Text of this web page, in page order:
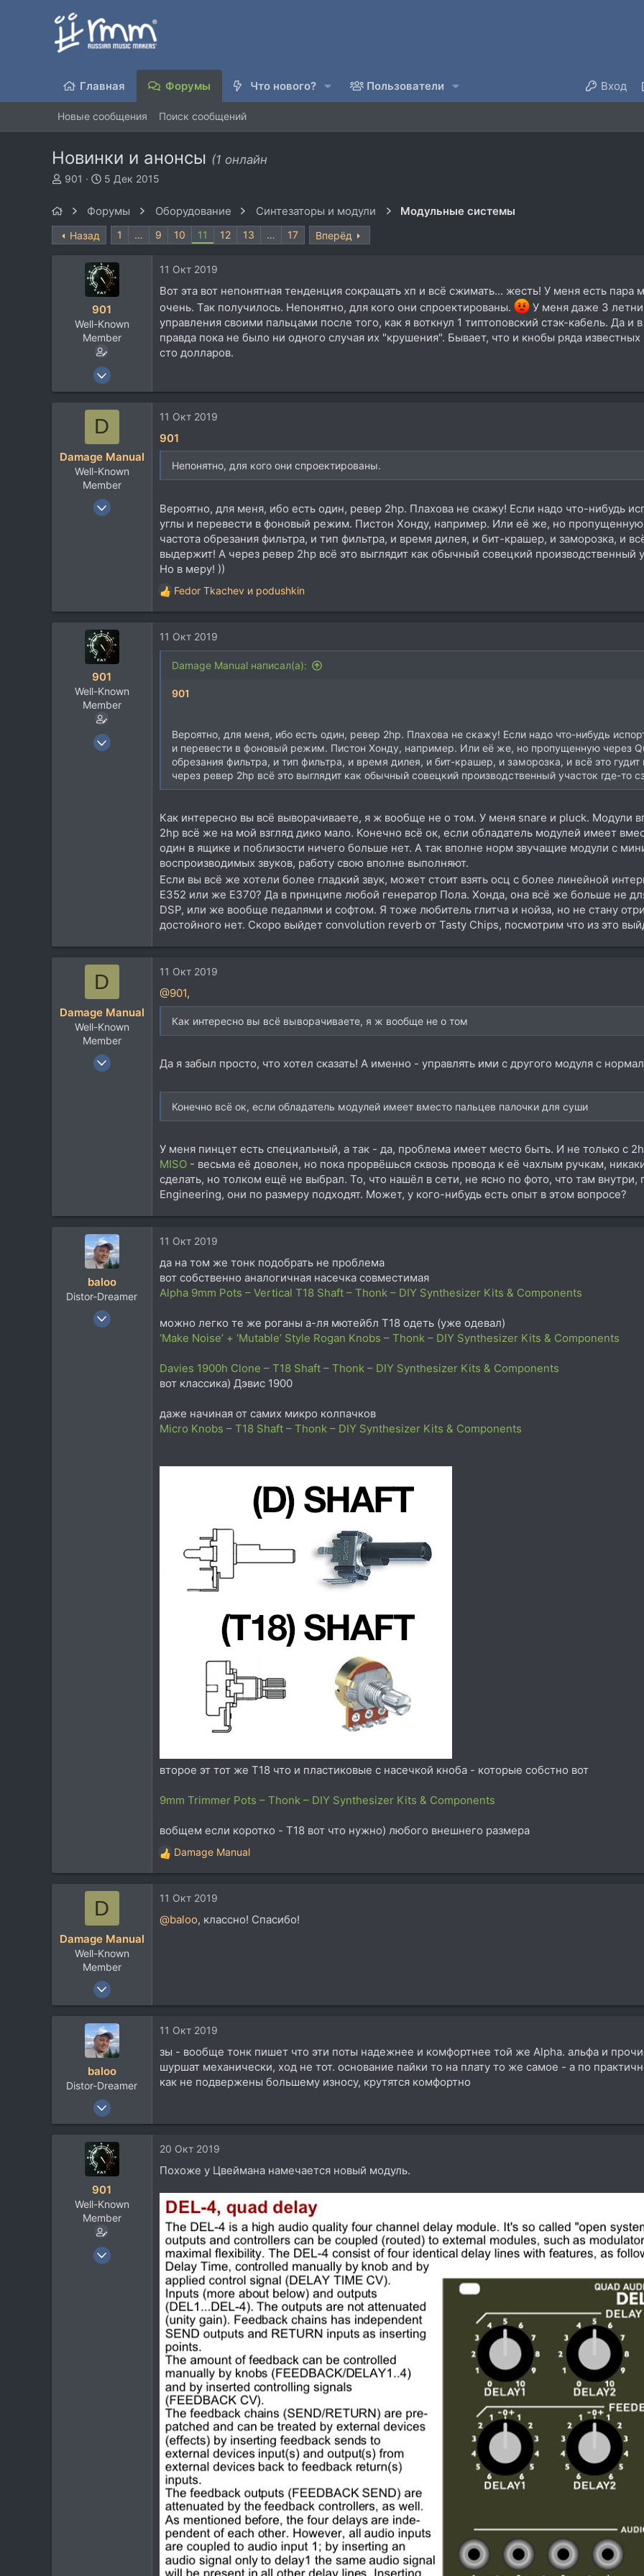
Главная Форумы Что нового? Пользователи Вход
Новые сообщения Поиск сообщений
Новинки и анонсы (1 онлайн
А
р
т
901
Д
а
а
ч
а
л
а
5 Дек 2015
Форумы Оборудование Синтезаторы и модули Модульные системы
Назад 1 … 9 10 11 12 13 … 17 Вперёд
901
Well-Known
Member
20 Июн 2008
11 Окт 2019
Вот эта вот непонятная тенденция сокращать хп и всё сжимать... жесть! У меня есть
очень. Так получилось. Непонятно, для кого они спроектированы.
У меня даже 3
управления своими пальцами после того, как я воткнул 1 типтоповский стэк-кабель. Да и
правда пока не было ни одного случая их "крушения". Бывает, что и кнобы ряда
сто долларов.
D
Damage Manual
Well-Known
Member
21 Июн 2010
11 Окт 2019
901
Непонятно, для кого они спроектированы.
Вероятно, для меня, ибо есть один, ревер 2hp. Плахова не скажу! Если надо что-нибудь
углы и перевести в фоновый режим. Пистон Хонду, например. Или её же, но
частота обрезания фильтра, и тип фильтра, и время дилея, и бит-крашер, и заморозка, и
выдержит! А через ревер 2hp всё это выглядит как обычный совецкий производственный
Но в меру! ))
Р
е
к
ц
Fedor Tkachev и podushkin
901
Well-Known
Member
20 Июн 2008
11 Окт 2019
Damage Manual написал(а):
901
Вероятно, для меня, ибо есть один, ревер 2hp. Плахова не скажу! Если надо что-нибудь
и перевести в фоновый режим. Пистон Хонду, например. Или её же, но пропущенную через
обрезания фильтра, и тип фильтра, и время дилея, и бит-крашер, и заморозка, и всё это
через ревер 2hp всё это выглядит как обычный совецкий производственный участок где-
Как интересно вы всё выворачиваете, я ж вообще не о том. У меня snare и pluсk. Модули
2hp всё же на мой взгляд дико мало. Конечно всё ок, если обладатель модулей имеет
один в ящике и поблизости ничего больше нет. А так вполне норм звучащие модули с
воспроизводимых звуков, работу свою вполне выполняют.
Если вы всё же хотели более гладкий звук, может стоит взять осц с более линейной
Е352 или же Е370? Да в принципе любой генератор Пола. Хонда, она всё же больше не
DSP, или же вообще педалями и софтом. Я тоже любитель глитча и нойза, но не стану
достойного нет. Скоро выйдет convolution reverb от Tasty Chips, посмотрим что из это
D
Damage Manual
Well-Known
Member
21 Июн 2010
11 Окт 2019
@901,
Как интересно вы всё выворачиваете, я ж вообще не о том
Да я забыл просто, что хотел сказать! А именно - управлять ими с другого модуля с
Конечно всё ок, если обладатель модулей имеет вместо пальцев палочки для суши
У меня пинцет есть специальный, а так - да, проблема имеет место быть. И не только с
MISO - весьма её доволен, но пока прорвёшься сквозь провода к её чахлым ручкам,
сделать, но толком ещё не выбрал. То, что нашёл в сети, не ясно по фото, что там
Engineering, они по размеру подходят. Может, у кого-нибудь есть опыт в этом вопросе?
baloo
Distor-Dreamer
19 Июн 2011
11 Окт 2019
да на том же тонк подобрать не проблема
вот собственно аналогичная насечка совместимая
Alpha 9mm Pots – Vertical T18 Shaft – Thonk – DIY Synthesizer Kits & Components
можно легко те же роганы а-ля мютейбл T18 одеть (уже одевал)
‘Make Noise’ + ‘Mutable’ Style Rogan Knobs – Thonk – DIY Synthesizer Kits & Components
Davies 1900h Clone – T18 Shaft – Thonk – DIY Synthesizer Kits & Components
вот классика) Дэвис 1900
даже начиная от самих микро колпачков
Micro Knobs – T18 Shaft – Thonk – DIY Synthesizer Kits & Components
второе эт тот же T18 что и пластиковые с насечкой кноба - которые собстно вот
9mm Trimmer Pots – Thonk – DIY Synthesizer Kits & Components
вобщем если коротко - T18 вот что нужно) любого внешнего размера
Р
е
к
и
Damage Manual
D
Damage Manual
Well-Known
Member
21 Июн 2010
313
Питер
11 Окт 2019
@baloo, классно! Спасибо!
baloo
Distor-Dreamer
19 Июн 2011
10.255
6.668
Ekaterinburg
11 Окт 2019
зы - вообще тонк пишет что эти поты надежнее и комфортнее той же Alpha. альфа и
шуршат механически, ход не тот. основание пайки то на плату то же самое - а по
как не подвержены большему износу, крутятся комфортно
901
Well-Known
Member
20 Июн 2008
20 Окт 2019
Похоже у Цвеймана намечается новый модуль.